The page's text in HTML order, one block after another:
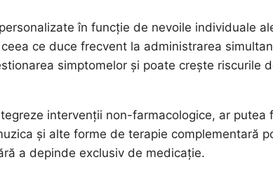
în funcție de nevoile individuale
ce duce frecvent la administrarea
simptomelor și poate crește riscurile
intervenții non-farmacologice, ar putea
și alte forme de terapie complementară
a depinde exclusiv de medicație.